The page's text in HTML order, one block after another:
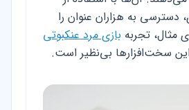
دسترسی به هزاران عنوان را
مثال، تجربه بازی مرد عنکبوتی
سخت‌افزارها بی‌نظیر است.